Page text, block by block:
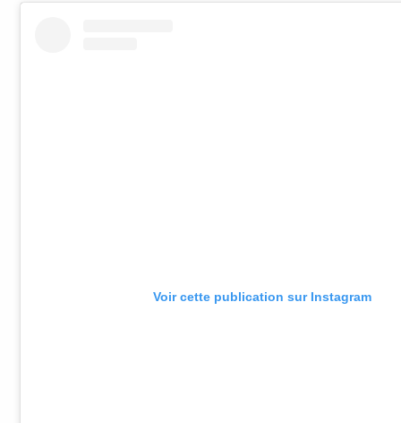
Voir cette publication sur Instagram